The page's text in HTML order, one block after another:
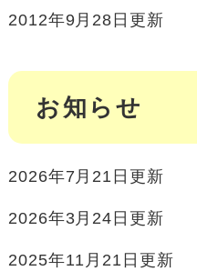
2012年9月28日更新
お知らせ
2026年7月21日更新
2026年3月24日更新
2025年11月21日更新